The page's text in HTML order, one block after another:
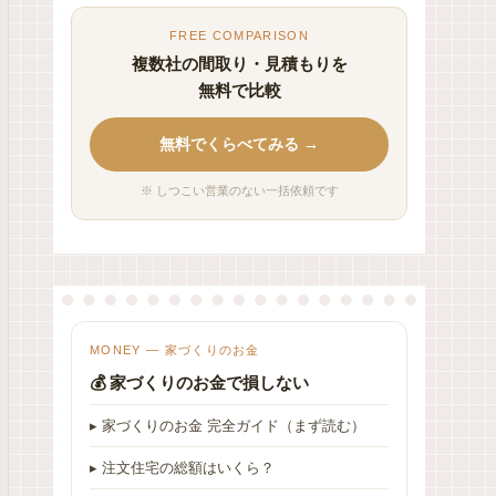
FREE COMPARISON
複数社の間取り・見積もりを
無料で比較
無料でくらべてみる →
※ しつこい営業のない一括依頼です
MONEY — 家づくりのお金
💰 家づくりのお金で損しない
▸ 家づくりのお金 完全ガイド（まず読む）
▸ 注文住宅の総額はいくら？